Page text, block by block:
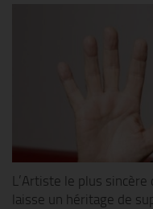
L’Artiste le plus sincère
laisse un héritage de